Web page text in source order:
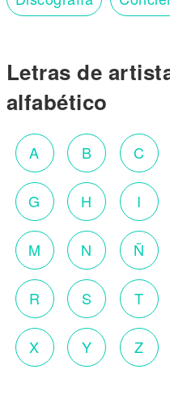
Letras de
alfabético
A B C
G H I
M N Ñ
R S T
X Y Z